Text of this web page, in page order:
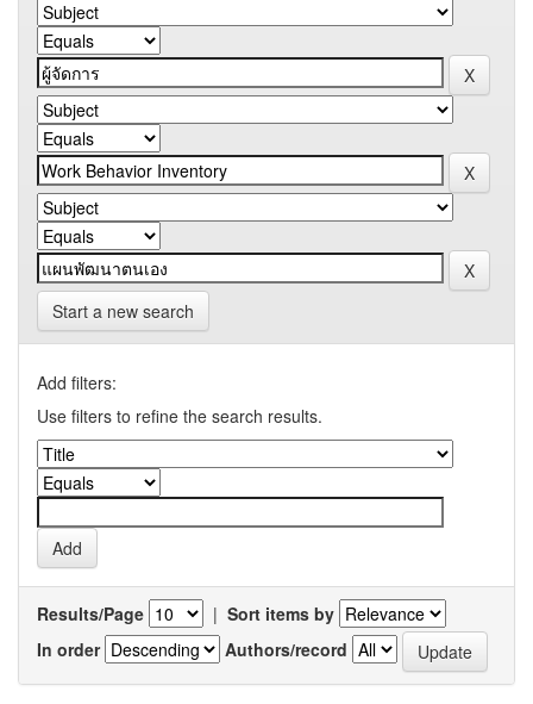
Start a new search
Add filters:
Use filters to refine the search results.
Results/Page | Sort items by
In order
Authors/record